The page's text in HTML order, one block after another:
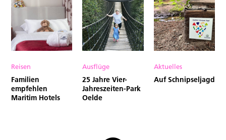
Reisen
Familien
empfehlen
Maritim Hotels
Ausflüge
25 Jahre Vier-
Jahreszeiten-Park
Oelde
Aktuelles
Auf Schnipseljagd